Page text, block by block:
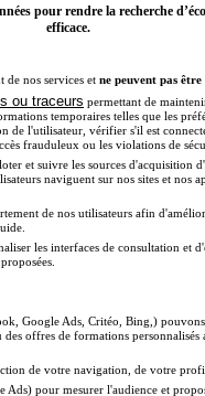
pour rendre la recherche
efficace.
de nos services et ne peuvent pas être
ou traceurs permettant de
temporaires telles que les
de l'utilisateur, vérifier s'il est
frauduleux ou les violations de
et suivre les sources d'acquisition
naviguent sur nos sites et nos
de nos utilisateurs afin
les interfaces de consultation et
Google Ads, Critéo, Bing,)
offres de formations
de votre navigation, de votre
pour mesurer l'audience et